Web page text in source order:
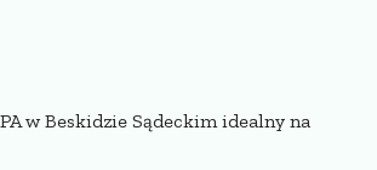
w Beskidzie Sądeckim idealny na